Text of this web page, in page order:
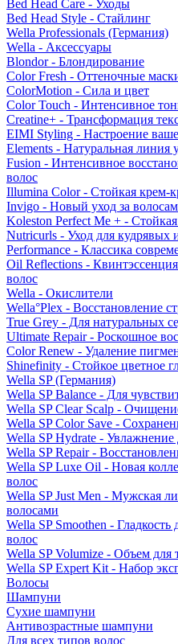
Bed Head Care - Уходы
Bed Head Style - Стайлинг
Wella Professionals (Германия)
Wella - Аксессуары
Blondor - Блондирование
Color Fresh - Оттеночные
ColorMotion - Сила и цвет
Color Touch - Интенсивное
Creatine+ - Трансформация
EIMI Styling - Настроение
Elements - Натуральная линия
Fusion - Интенсивное
волос
Illumina Color - Стойкая крем-
Invigo - Новый уход за
Koleston Perfect Me + -
Nutricurls - Уход для кудрявых
Performance - Классика
Oil Reflections -
волос
Wella - Окислители
Wella°Plex - Восстановление
True Grey - Для натуральных
Ultimate Repair - Роскошное
Color Renew - Удаление
Shinefinity - Стойкое цветное
Wella SP (Германия)
Wella SP Balance - Для
Wella SP Clear Scalp -
Wella SP Color Save -
Wella SP Hydrate -
Wella SP Repair -
Wella SP Luxe Oil - Новая
волос
Wella SP Just Men - Мужская
волосами
Wella SP Smoothen -
волос
Wella SP Volumize - Объем для
Wella SP Expert Kit - Набор
Волосы
Шампуни
Сухие шампуни
Антивозрастные шампуни
Для всех типов волос